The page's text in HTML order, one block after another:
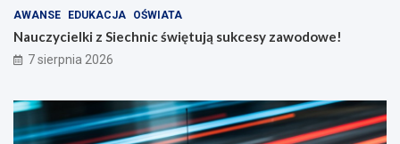
AWANSE EDUKACJA OŚWIATA
Nauczycielki z Siechnic świętują sukcesy zawodowe!
7 sierpnia 2026